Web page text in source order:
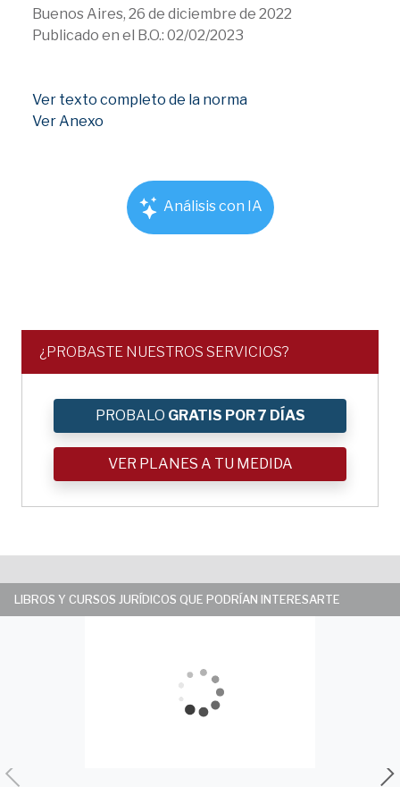
Buenos Aires, 26 de diciembre de 2022
Publicado en el B.O.: 02/02/2023
Ver texto completo de la norma
Ver Anexo
Análisis con IA
¿PROBASTE NUESTROS SERVICIOS?
PROBALO GRATIS POR 7 DÍAS
VER PLANES A TU MEDIDA
LIBROS Y CURSOS JURÍDICOS QUE PODRÍAN INTERESARTE